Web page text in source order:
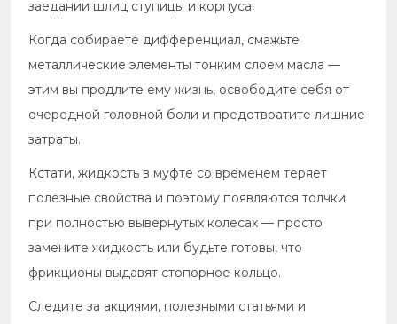
заедании шлиц ступицы и корпуса.
Когда собираете дифференциал, смажьте
металлические элементы тонким слоем масла —
этим вы продлите ему жизнь, освободите себя от
очередной головной боли и предотвратите лишние
затраты.
Кстати, жидкость в муфте со временем теряет
полезные свойства и поэтому появляются толчки
при полностью вывернутых колесах — просто
замените жидкость или будьте готовы, что
фрикционы выдавят стопорное кольцо.
Следите за акциями, полезными статьями и